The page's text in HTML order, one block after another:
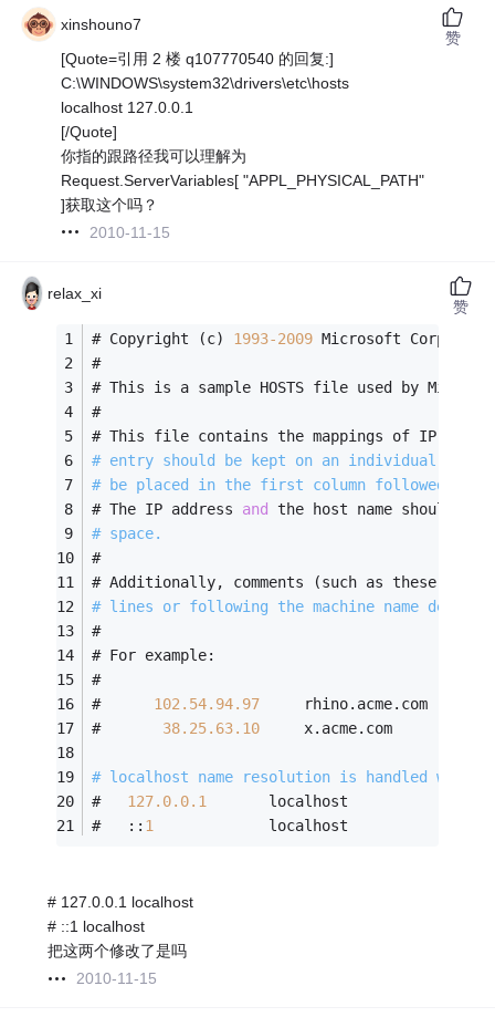
xinshouno7
[Quote=引用 2 楼 q107770540 的回复:]
C:\WINDOWS\system32\drivers\etc\hosts
localhost 127.0.0.1
[/Quote]
你指的跟路径我可以理解为
Request.ServerVariables[ "APPL_PHYSICAL_PATH"
]获取这个吗？
2010-11-15
赞
relax_xi
# Copyright (c) 1993-2009 Microsoft Corp.
#
# This is a sample HOSTS file used by
#
# This file contains the mappings of IP
# entry should be kept on an individual
# be placed in the first column followed by
# The IP address and
the host name should
# space.
#
# Additionally, comments (such as these)
# lines or following the machine name
#
# For example:
#
# 102.54.94.97
# 38.25.63.10
# localhost name resolution is handled
# 127.0.0.1
       localhost
#	:: 1
             localhost
# 127.0.0.1 localhost
# ::1 localhost
把这两个修改了是吗
2010-11-15
赞